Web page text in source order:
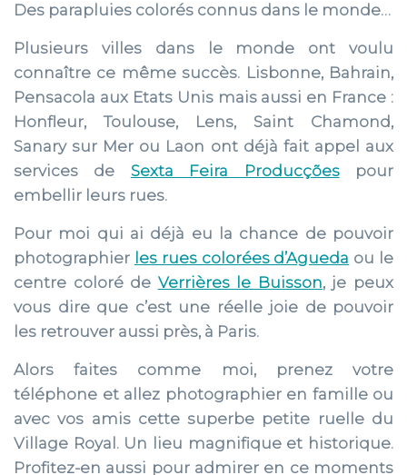
Des parapluies colorés connus dans le monde…
Plusieurs villes dans le monde ont voulu
connaître ce même succès. Lisbonne, Bahrain,
Pensacola aux Etats Unis mais aussi en France :
Honfleur, Toulouse, Lens, Saint Chamond,
Sanary sur Mer ou Laon ont déjà fait appel aux
services de Sexta Feira Producçõespour
embellir leurs rues.
Pour moi qui ai déjà eu la chance de pouvoir
photographier les rues colorées d’Agueda ou le
centre coloré de Verrières le Buisson, je peux
vous dire que c’est une réelle joie de pouvoir
les retrouver aussi près, à Paris.
Alors faites comme moi, prenez votre
téléphone et allez photographier en famille ou
avec vos amis cette superbe petite ruelle du
Village Royal. Un lieu magnifique et historique.
Profitez-en aussi pour admirer en ce moments